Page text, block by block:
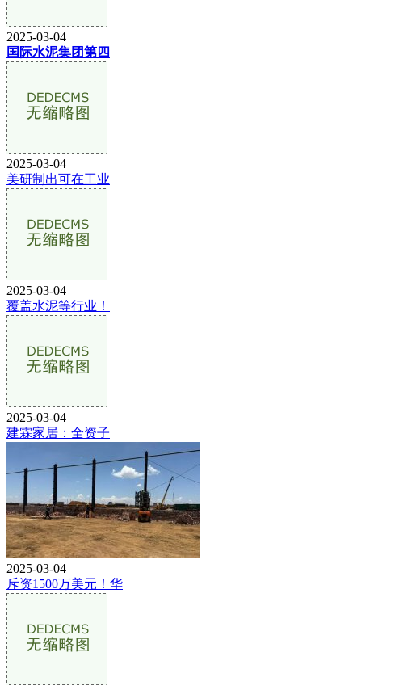
2025-03-04
国际水泥集团第四
2025-03-04
美研制出可在工业
2025-03-04
覆盖水泥等行业！
2025-03-04
建霖家居：全资子
2025-03-04
斥资1500万美元！华